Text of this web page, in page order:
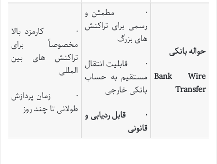
حواله بانکی
Bank Wire
Transfer
· مطمئن و
رسمی برای تراکنش‌
های بزرگ
· قابلیت انتقال
مستقیم به حساب
بانکی خارجی
· قابل ردیابی و
قانونی
· کارمزد بالا
مخصوصاً برای
تراکنش ‌های بین‌
المللی
· زمان پردازش
طولانی تا چند روز